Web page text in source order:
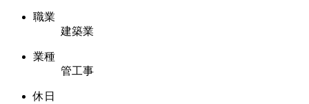
職業
建築業
業種
管工事
休日